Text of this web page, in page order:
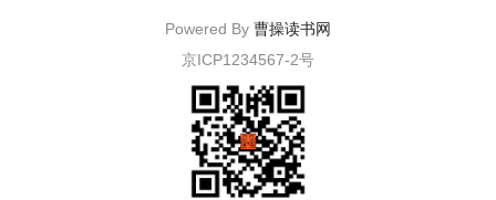
Powered By 曹操读书网
京ICP1234567-2号